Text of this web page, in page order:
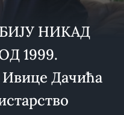
НИКАД
1999.
Дачића